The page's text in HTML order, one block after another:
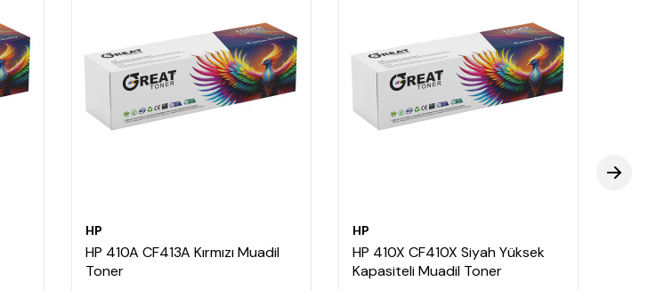
HP
HP 410A CF413A Kırmızı Muadil
Toner
HP
HP 410X CF410X Siyah Yüksek
Kapasiteli Muadil Toner